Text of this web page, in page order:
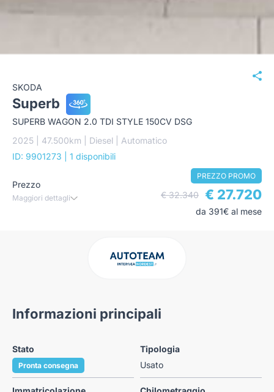
SKODA
Superb
SUPERB WAGON 2.0 TDI STYLE 150CV DSG
2025 | 47.500km | Diesel | Automatico
ID: 9901273
| 1 disponibili
Prezzo
Maggiori dettagli
PREZZO PROMO
€ 32.340 € 27.720
da 391€ al mese
Informazioni principali
Stato
Pronta consegna
Tipologia
Usato